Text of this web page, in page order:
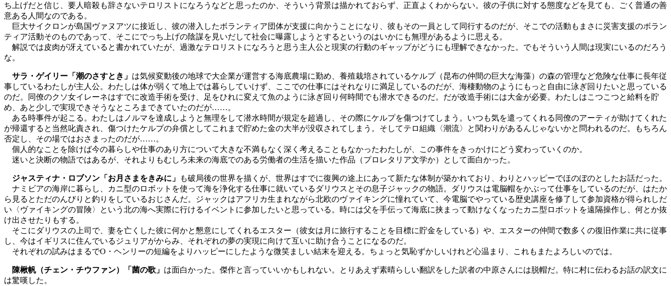
ち上げだと信じ、要人暗殺も辞さないテロリストになろうなどと思ったのか、そういう背景は描かれておらず、正直よくわからない。彼の子供に対する態度などを見ても、ごく普通の善
意ある人間なのである。
巨大サイクロンが島国ヴァヌアツに接近し、彼の潜入したボランティア団体が支援に向かうことになり、彼もその一員として同行するのだが、そこでの活動もまさに災害支援のボラン
ティア活動そのものであって、そこにでっち上げの陰謀を見いだして社会に曝露しようとするというのはいかにも無理があるように思える。
解説では皮肉が冴えていると書かれていたが、過激なテロリストになろうと思う主人公と現実の行動のギャップがどうにも理解できなかった。でもそういう人間は現実にいるのだろう
な。
サラ・ゲイリー「潮のさすとき」 は気候変動後の地球で大企業が運営する海底農場に勤め、養殖栽培されているケルプ（昆布の仲間の巨大な海藻）の森の管理など危険な仕事に長年従
事しているわたしが主人公。わたしは体が弱くて地上では暮らしていけず、ここでの仕事にはそれなりに満足しているのだが、海棲動物のようにもっと自由に泳ぎ回りたいと思っている
のだ。同僚のクソ女イレーネはすでに改造手術を受け、足をひれに変えて魚のように泳ぎ回り何時間でも潜水できるのだ。だが改造手術には大金が必要。わたしはこつこつと給料を貯
め、あと少しで実現できそうなところまできていたのだが……。
ある時事件が起こる。わたしはノルマを達成しようと無理をして潜水時間が規定を超過し、その際にケルプを傷つけてしまう。いつも気を遣ってくれる同僚のアーティが助けてくれた
が帰還すると当然叱責され、傷つけたケルプの弁償としてこれまで貯めた金の大半が没収されてしまう。そしてテロ組織〈潮流〉と関わりがあるんじゃないかと問われるのだ。もちろん
否定し、その場ではおさまったのだが……。
個人的なことを除けば今の暮らしや仕事のあり方について大きな不満もなく深く考えることもなかったわたしが、この事件をきっかけにどう変わっていくのか。
迷いと決断の物語ではあるが、それよりもむしろ未来の海底でのある労働者の生活を描いた作品（プロレタリア文学か）として面白かった。
ジャスティナ・ロブソン「お月さまをきみに」
も破局後の世界を描くが、世界はすでに復興の途上にあって新たな体制が築かれており、わりとハッピーでほのぼのとしたお話だった。
ナミビアの海岸に暮らし、カニ型のロボットを使って海を浄化する仕事に就いているダリウスとその息子ジャックの物語。ダリウスは電脳帽をかぶって仕事をしているのだが、はたか
ら見るとただのんびりと釣りをしているおじさんだ。ジャックはアフリカ生まれながら北欧のヴァイキングに憧れていて、今電脳でやっている歴史講座を修了して参加資格が得られしだ
い〈ヴァイキングの冒険〉という北の海へ実際に行けるイベントに参加したいと思っている。時には父を手伝って海底に挟まって動けなくなったカニ型ロボットを遠隔操作し、何とか抜
け出させたりもする。
そこにダリウスの上司で、妻を亡くした彼に何かと懇意にしてくれるエスター（彼女は月に旅行することを目標に貯金をしている）や、エスターの仲間で数多くの復旧作業に共に従事
し、今はイギリスに住んでいるジュリアがからみ、それぞれの夢の実現に向けて互いに助け合うことになるのだ。
それぞれの試みはまるでO・ヘンリーの短編をよりハッピーにしたような微笑ましい結末を迎える。ちょっと気恥ずかしいけれど心温まり、これもまたよろしいのでは。
陳楸帆（チェン・チウファン）「菌の歌」 は面白かった。傑作と言っていいかもしれない。とりあえず素晴らしい翻訳をした訳者の中原さんには脱帽だ。特に村に伝わるお話の訳文に
は驚嘆した。